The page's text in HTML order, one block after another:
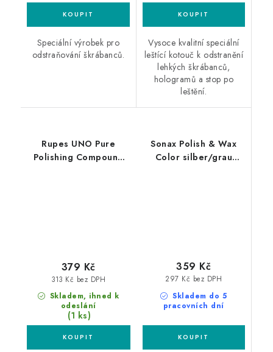
Speciální výrobek pro
odstraňování škrábanců.
Vysoce kvalitní speciální
leštící kotouč k odstranění
lehkých škrábanců,
hologramů a stop po
leštění.
Rupes UNO Pure
Polishing Compound
Skladem, ihned k
odeslání
(1 ks)
313 Kč bez DPH
379 Kč
Sonax Polish & Wax
Color silber/grau
Skladem do 5
pracovních dní
297 Kč bez DPH
359 Kč